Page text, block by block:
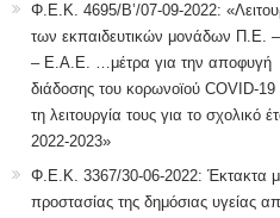
Φ.Ε.Κ. 4695/Β’/07-09-2022:
των εκπαιδευτικών μονάδων Π.Ε.
– Ε.Α.Ε. …μέτρα για την αποφυγή
διάδοσης του κορωνοϊού COVID-19
τη λειτουργία τους για το σχολικό
2022-2023»
Φ.Ε.Κ. 3367/30-06-2022: Έκτακτα
προστασίας της δημόσιας υγείας